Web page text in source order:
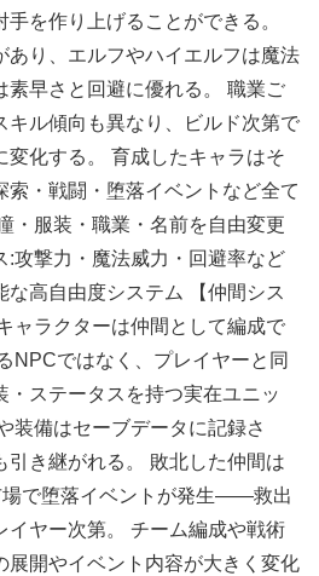
を作り上げることができる。
あり、エルフやハイエルフは魔法
素早さと回避に優れる。 職業ご
キル傾向も異なり、ビルド次第で
変化する。 育成したキャラはそ
索・戦闘・堕落イベントなど全て
・服装・職業・名前を自由変更
:攻撃力・魔法威力・回避率など
な高自由度システム 【仲間シス
ャラクターは仲間として編成で
NPCではなく、プレイヤーと同
・ステータスを持つ実在ユニッ
装備はセーブデータに記録さ
引き継がれる。 敗北した仲間は
で堕落イベントが発生――救出
イヤー次第。 チーム編成や戦術
展開やイベント内容が大きく変化